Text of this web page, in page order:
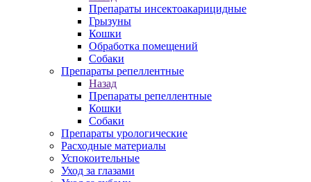
Препараты инсектоакарицидные
Грызуны
Кошки
Обработка помещений
Собаки
Препараты репеллентные
Назад
Препараты репеллентные
Кошки
Собаки
Препараты урологические
Расходные материалы
Успокоительные
Уход за глазами